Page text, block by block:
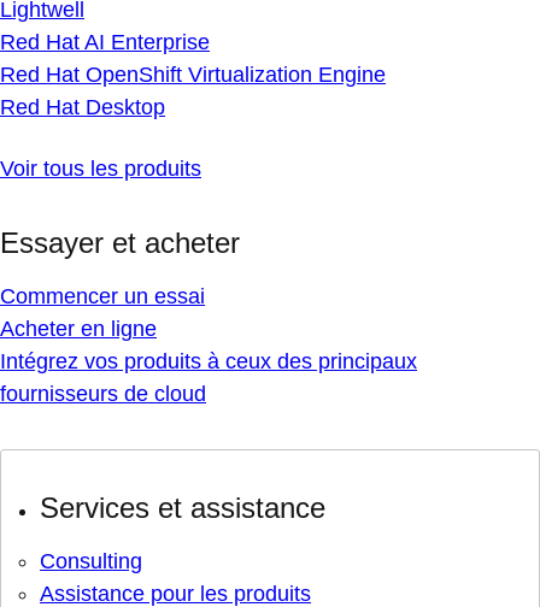
Lightwell
Red Hat AI Enterprise
Red Hat OpenShift Virtualization Engine
Red Hat Desktop
Voir tous les produits
Essayer et acheter
Commencer un essai
Acheter en ligne
Intégrez vos produits à ceux des principaux
fournisseurs de cloud
Services et assistance
Consulting
Assistance pour les produits